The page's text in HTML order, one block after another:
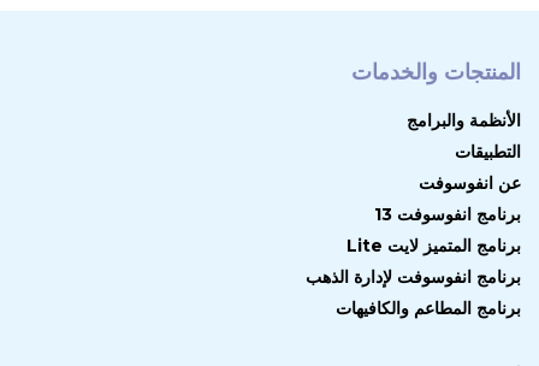
المنتجات والخدمات
الأنظمة والبرامج
التطبيقات
عن انفوسوفت
برنامج انفوسوفت 13
برنامج المتميز لايت Lite
برنامج انفوسوفت لإدارة الذهب
برنامج المطاعم والكافيهات